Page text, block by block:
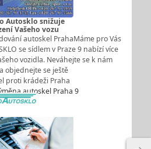
Autosklo snižuje
Vašeho vozu
autoskel PrahaMáme pro Vás
se sídlem v Praze 9 nabízí více
vozidla. Neváhejte se k nám
objednejte se ještě
proti krádeži Praha
autoskel Praha 9